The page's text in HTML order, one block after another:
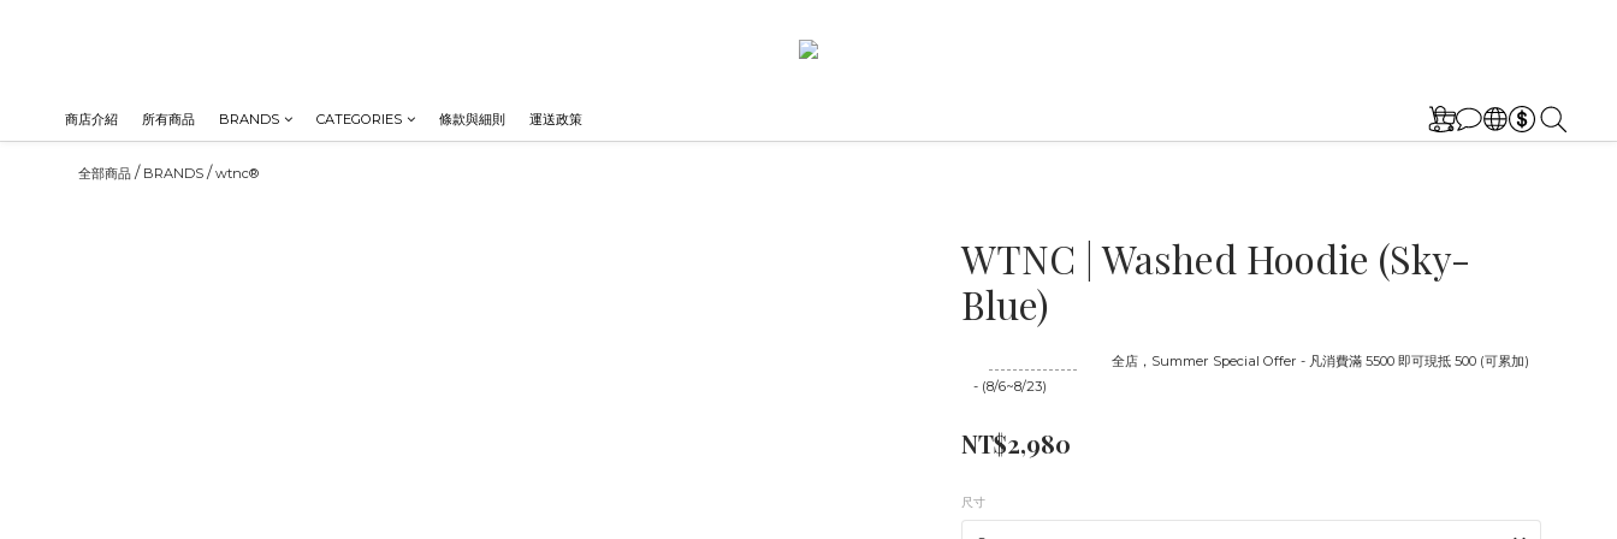
商店介紹 所有商品 BRANDS CATEGORIES 條款與細則 運送政策
全部商品 / BRANDS /wtnc®
WTNC | Washed Hoodie (Sky-
Blue)
全店，Summer Special Offer - 凡消費滿 5500 即可現抵 500 (可累加)
- (8/6~8/23)
NT$2,980
尺寸